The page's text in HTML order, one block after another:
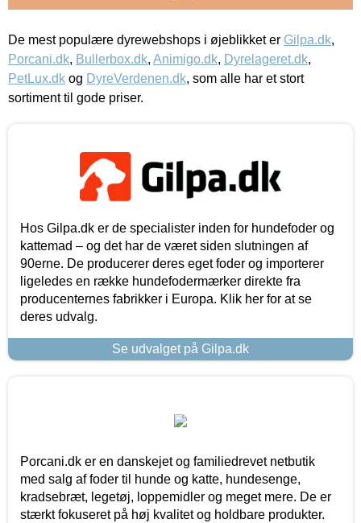
De mest populære dyrewebshops i øjeblikket er Gilpa.dk,
Porcani.dk, Bullerbox.dk, Animigo.dk, Dyrelageret.dk,
PetLux.dk og DyreVerdenen.dk, som alle har et stort
sortiment til gode priser.
Hos Gilpa.dk er de specialister inden for hundefoder og
kattemad – og det har de været siden slutningen af
90erne. De producerer deres eget foder og importerer
ligeledes en række hundefodermærker direkte fra
producenternes fabrikker i Europa. Klik her for at se
deres udvalg.
Se udvalget på Gilpa.dk
Porcani.dk er en danskejet og familiedrevet netbutik
med salg af foder til hunde og katte, hundesenge,
kradsebræt, legetøj, loppemidler og meget mere. De er
stærkt fokuseret på høj kvalitet og holdbare produkter.